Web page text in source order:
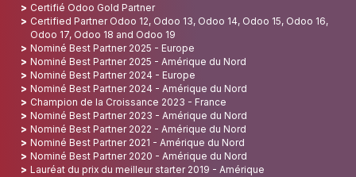
Certifié Odoo Gold Partner
Certified Partner Odoo 12, Odoo 13, Odoo 14, Odoo 15, Odoo 16,
Odoo 17, Odoo 18 and Odoo 19
Nominé Best Partner 2025 - Europe
Nominé Best Partner 2025 - Amérique du Nord
Nominé Best Partner 2024 - Europe
Nominé Best Partner 2024 - Amérique du Nord
Champion de la Croissance 2023 - France
Nominé Best Partner 2023 - Amérique du Nord
Nominé Best Partner 2022 - Amérique du Nord
Nominé Best Partner 2021 - Amérique du Nord
Nominé Best Partner 2020 - Amérique du Nord
Lauréat du prix du meilleur starter 2019 - Amérique